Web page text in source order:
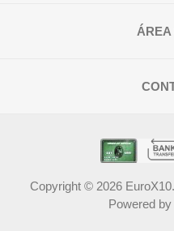
ÁREA
Copyright © 2026
Powered by